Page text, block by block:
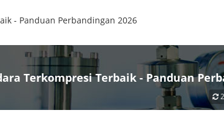
- Panduan Perbandingan 2026
Terkompresi Terbaik - Panduan